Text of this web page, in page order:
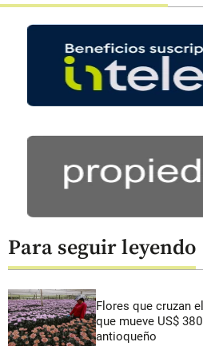
Para seguir leyendo
Flores que cruzan
que mueve US$
antioqueño